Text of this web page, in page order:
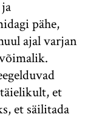
pähe,
ajal varjan
et
et säilitada